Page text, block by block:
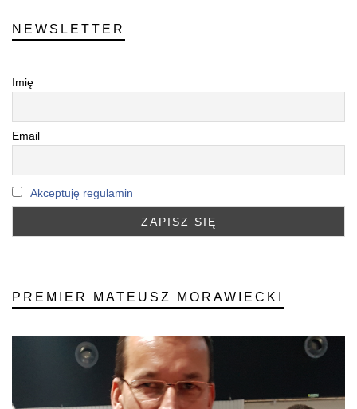
NEWSLETTER
Imię
Email
Akceptuję regulamin
PREMIER MATEUSZ MORAWIECKI